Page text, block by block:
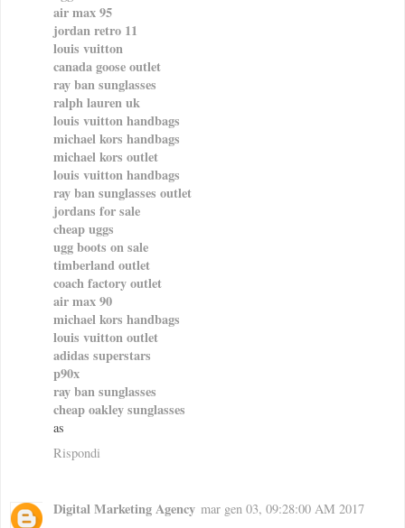
air max 95
jordan retro 11
louis vuitton
canada goose outlet
ray ban sunglasses
ralph lauren uk
louis vuitton handbags
michael kors handbags
michael kors outlet
louis vuitton handbags
ray ban sunglasses outlet
jordans for sale
cheap uggs
ugg boots on sale
timberland outlet
coach factory outlet
air max 90
michael kors handbags
louis vuitton outlet
adidas superstars
p90x
ray ban sunglasses
cheap oakley sunglasses
as
Rispondi
Digital Marketing Agency mar gen 03, 09:28:00 AM 2017